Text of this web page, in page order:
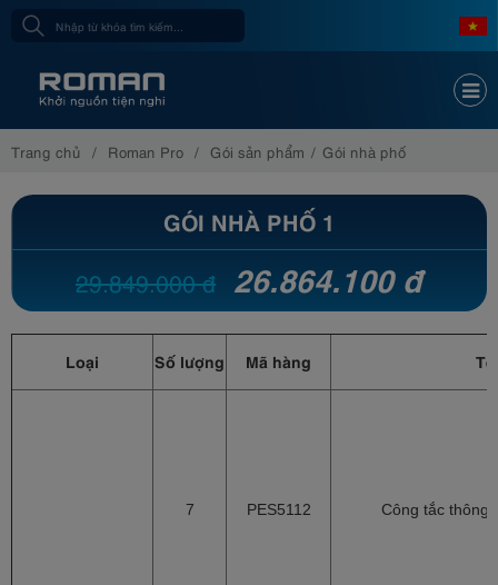
Trang chủ Roman Pro Gói sản phẩm Gói nhà phố
GÓI NHÀ PHỐ 1
29.849.000 đ 26.864.100 đ
Loại Số lượng Mã hàng
7 PES5112 Công tắc thông